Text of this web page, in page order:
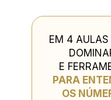
EM 4 AULAS
PARA
OS